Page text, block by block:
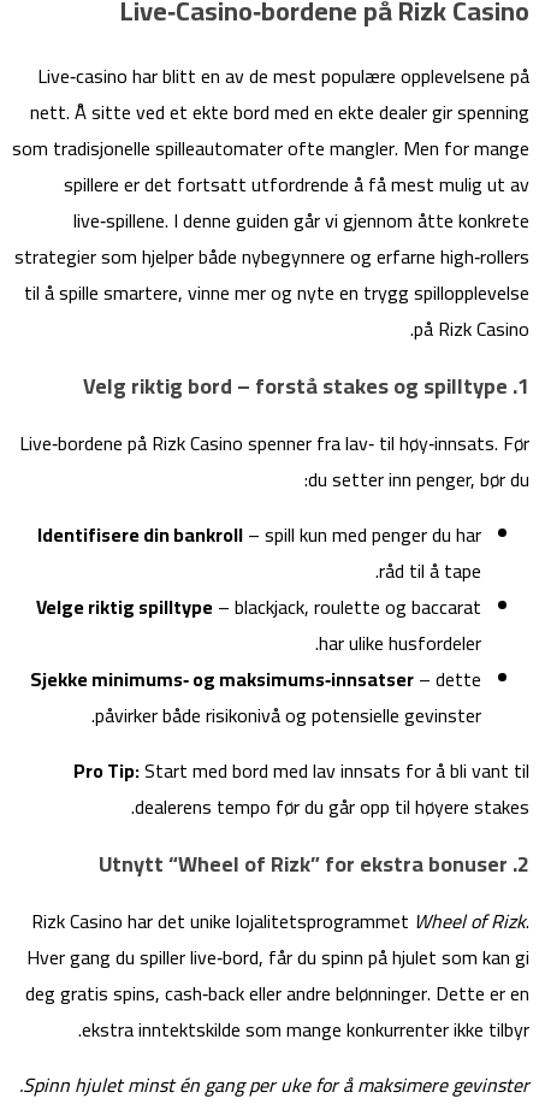
Live‑Casino‑bordene på Rizk Casino
Live‑casino har blitt en av de mest populære opplevelsene på
nett. Å sitte ved et ekte bord med en ekte dealer gir spenning
som tradisjonelle spilleautomater ofte mangler. Men for mange
spillere er det fortsatt utfordrende å få mest mulig ut av
live‑spillene. I denne guiden går vi gjennom åtte konkrete
strategier som hjelper både nybegynnere og erfarne high‑rollers
til å spille smartere, vinne mer og nyte en trygg spillopplevelse
på Rizk Casino.
1. Velg riktig bord – forstå stakes og spilltype
Live‑bordene på Rizk Casino spenner fra lav‑ til høy‑innsats. Før
du setter inn penger, bør du:
Identifisere din bankroll– spill kun med penger du har
råd til å tape.
Velge riktig spilltype– blackjack, roulette og baccarat
har ulike husfordeler.
Sjekke minimums‑ og maksimums‑innsatser– dette
påvirker både risikonivå og potensielle gevinster.
Pro Tip:Start med bord med lav innsats for å bli vant til
dealerens tempo før du går opp til høyere stakes.
2. Utnytt “Wheel of Rizk” for ekstra bonuser
Rizk Casino har det unike lojalitetsprogrammet Wheel of Rizk.
Hver gang du spiller live‑bord, får du spinn på hjulet som kan gi
deg gratis spins, cash‑back eller andre belønninger. Dette er en
ekstra inntektskilde som mange konkurrenter ikke tilbyr.
Spinn hjulet minst én gang per uke for å maksimere gevinster.